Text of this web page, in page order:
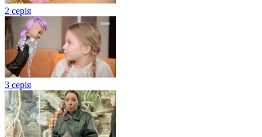
2 серія
3 серія